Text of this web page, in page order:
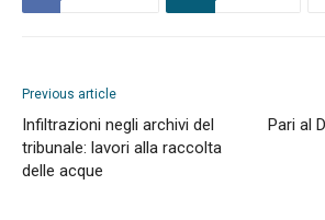
Previous article
Infiltrazioni negli archivi del
tribunale: lavori alla raccolta
delle acque
Pari al